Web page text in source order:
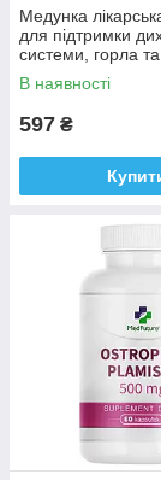
Медунка
для підтримки
системи, горла
зв'язок,
60 капсул
В наявності
597 ₴